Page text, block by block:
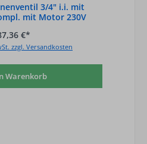
3/4" i.i. mit
mit Motor 230V
€*
zzgl. Versandkosten
Warenkorb